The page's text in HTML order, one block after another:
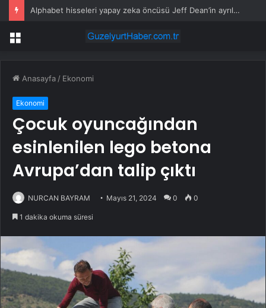
Alphabet hisseleri yapay zeka öncüsü Jeff Dean’in ayrılmasıyla %5 düştü
Menü
Anasayfa / Ekonomi
Ekonomi
Çocuk oyuncağından
esinlenilen lego betona
Avrupa’dan talip çıktı
NURCAN BAYRAM Mayıs 21, 2024 0 0
1 dakika okuma süresi